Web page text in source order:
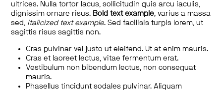
ultrices. Nulla tortor lacus, sollicitudin quis arcu iaculis,
dignissim ornare risus. Bold text example, varius a massa
sed, italicized text example. Sed facilisis turpis lorem, ut
sagittis risus sagittis non.
Cras pulvinar vel justo ut eleifend. Ut at enim mauris.
Cras et laoreet lectus, vitae fermentum erat.
Vestibulum non bibendum lectus, non consequat
mauris.
Phasellus tincidunt sodales pulvinar. Aliquam